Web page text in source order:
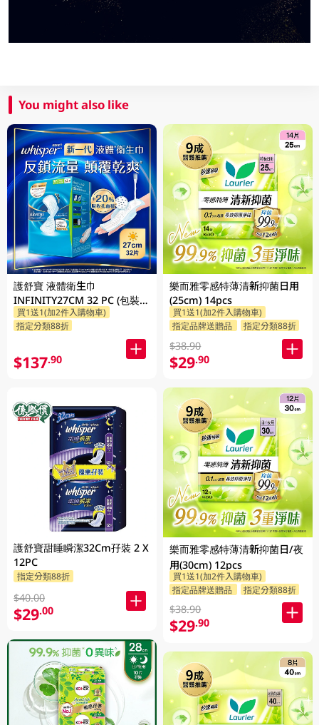
You might also like
護舒寶 液體衛生巾
INFINITY27CM 32 PC (包裝隨
機發放)
買1送1(加2件入購物車)
指定分類88折
$137.90
護舒寶甜睡瞬潔32Cm孖裝 2 X
12PC
指定分類88折
$40.00
$29.00
樂而雅零感特薄清新抑菌日用
(25cm) 14pcs
買1送1(加2件入購物車)
指定品牌送贈品
指定分類88折
$38.90
$29.90
樂而雅零感特薄清新抑菌日/夜
用(30cm) 12pcs
買1送1(加2件入購物車)
指定品牌送贈品
指定分類88折
$38.90
$29.90